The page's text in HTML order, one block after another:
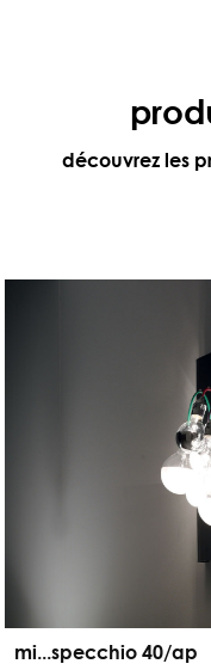
découvrez les
mi...specchio 40/ap